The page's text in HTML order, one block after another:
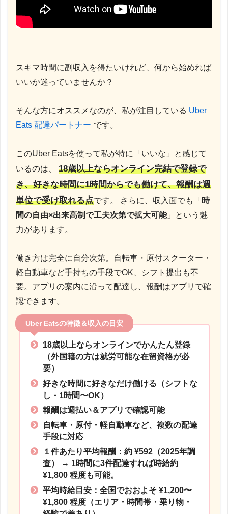
スキマ時間に副収入を得たいけれど、何から始めれば
いいか迷っていませんか？
そんな方にオススメなのが、私が注目している Uber
Eats 配達パートナー です。
このUber Eatsを使って私が特に「いいな」と感じて
いるのは、 18歳以上ならオンライン完結で登録で
き、好きな時間に1時間からでも働けて、報酬は週
単位で受け取れる点です。 さらに、収入面でも「 時
間の自由×出来高制で工夫次第で拡大可能」という魅
力があります。
働き方は完全に自分次第。自転車・原付スクーター・
軽自動車など手持ちの手段でOK、シフト提出も不
要。アプリの案内に沿って配達し、報酬はアプリで確
認できます。
Uber Eatsの特徴＆収入の目安
18歳以上ならオンラインでかんたん登録
（外国籍の方は就労可能な在留資格が必
要）
好きな時間に好きなだけ働ける（シフトな
し・1時間〜OK）
報酬は週払い＆アプリで確認可能
自転車・原付・軽自動車など、複数の配達
手段に対応
１件あたり平均報酬：約 ¥592（2025年調
査）
→ 1時間に3件配達すれば時給約
¥1,800 程度も可能。
平均時給目安：全国でおおよそ ¥1,200〜
¥1,800 程度（エリア・時間帯・乗り物・